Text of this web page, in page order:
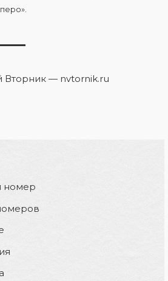
— nvtornik.ru
номер